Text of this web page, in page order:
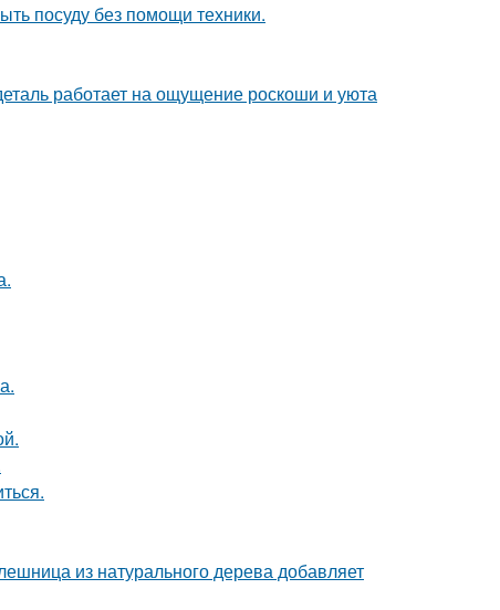
посуду без помощи техники.
работает на ощущение роскоши и уюта
из натурального дерева добавляет